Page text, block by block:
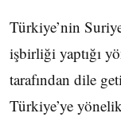
Türkiye’nin
işbirliği yaptığı
tarafından dile
Türkiye’ye